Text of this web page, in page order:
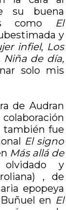
su buena
como
El
y
infiel, Los
Niña de día,
solo mis
de Audran
también fue
El signo
Más allá de
olvidado y
, de
epopeya
en El